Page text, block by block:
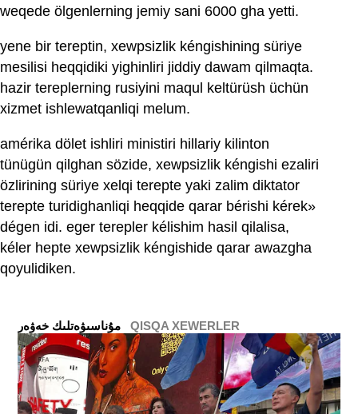
weqede ölgenlerning jemiy sani 6000 gha yetti.
yene bir tereptin, xewpsizlik kéngishining süriye
mesilisi heqqidiki yighinliri jiddiy dawam qilmaqta.
hazir tereplerning rusiyini maqul keltürüsh üchün
xizmet ishlewatqanliqi melum.
amérika dölet ishliri ministiri hillariy kilinton
tünügün qilghan sözide, xewpsizlik kéngishi ezaliri
özlirining süriye xelqi terepte yaki zalim diktator
terepte turidighanliqi heqqide qarar bérishi kérek»
dégen idi. eger terepler kélishim hasil qilalisa,
kéler hepte xewpsizlik kéngishide qarar awazgha
qoyulidiken.
QISQA XEWERLER